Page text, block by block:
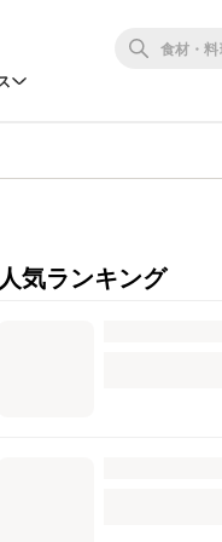
人気ランキング